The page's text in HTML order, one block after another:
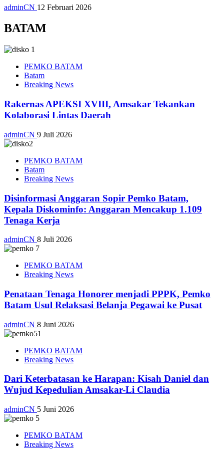
adminCN 12 Februari 2026
BATAM
PEMKO BATAM
Batam
Breaking News
Rakernas APEKSI XVIII, Amsakar Tekankan
Kolaborasi Lintas Daerah
adminCN 9 Juli 2026
PEMKO BATAM
Batam
Breaking News
Disinformasi Anggaran Sopir Pemko Batam,
Kepala Diskominfo: Anggaran Mencakup 1.109
Tenaga Kerja
adminCN 8 Juli 2026
PEMKO BATAM
Breaking News
Penataan Tenaga Honorer menjadi PPPK, Pemko
Batam Usul Relaksasi Belanja Pegawai ke Pusat
adminCN 8 Juni 2026
PEMKO BATAM
Breaking News
Dari Keterbatasan ke Harapan: Kisah Daniel dan
Wujud Kepedulian Amsakar-Li Claudia
adminCN 5 Juni 2026
PEMKO BATAM
Breaking News